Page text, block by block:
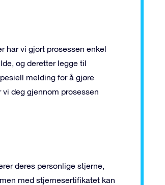
har vi gjort prosessen enkel
og deretter legge til
melding for å gjøre
vi deg gjennom prosessen
deres personlige stjerne,
med stjernesertifikatet kan